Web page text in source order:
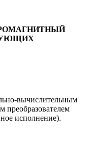
вычислительным
исполнение).